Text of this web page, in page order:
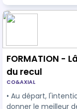
si possible H24 ! • Nous vous proposons de
prendre une
FORMATION -
du recul
CO&AXIAL
• Au départ,
donner le meilleur